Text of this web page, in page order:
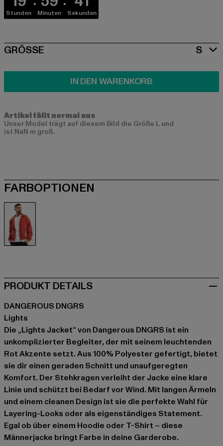
Stunden Minuten Sekunden
SIZE
GRÖSSE S
IN DEN WARENKORB
Artikel fällt normal aus
Unser Model trägt auf diesem Bild die Größe L und
ist NaN m groß.
FARBOPTIONEN
PRODUKT DETAILS
DANGEROUS DNGRS
Lights
Die „Lights Jacket“ von Dangerous DNGRS ist ein
unkomplizierter Begleiter, der mit seinem leuchtenden
Rot Akzente setzt. Aus 100% Polyester gefertigt, bietet
sie dir einen geraden Schnitt und unaufgeregten
Komfort. Der Stehkragen verleiht der Jacke eine klare
Linie und schützt bei Bedarf vor Wind. Mit langen Ärmeln
und einem cleanen Design ist sie die perfekte Wahl für
Layering-Looks oder als eigenständiges Statement.
Egal ob über einem Hoodie oder T-Shirt – diese
Männerjacke bringt Farbe in deine Garderobe.